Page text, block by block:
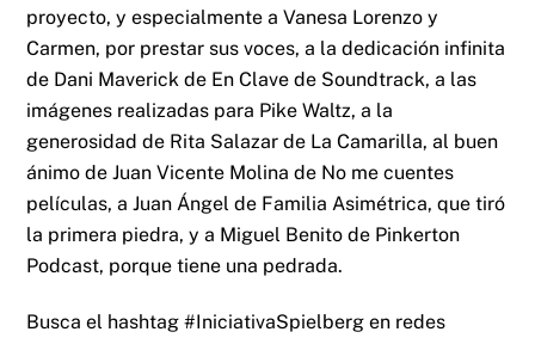
proyecto, y especialmente a Vanesa Lorenzo y
Carmen, por prestar sus voces, a la dedicación infinita
de Dani Maverick de En Clave de Soundtrack, a las
imágenes realizadas para Pike Waltz, a la
generosidad de Rita Salazar de La Camarilla, al buen
ánimo de Juan Vicente Molina de No me cuentes
películas, a Juan Ángel de Familia Asimétrica, que tiró
la primera piedra, y a Miguel Benito de Pinkerton
Podcast, porque tiene una pedrada.
Busca el hashtag #IniciativaSpielberg en redes